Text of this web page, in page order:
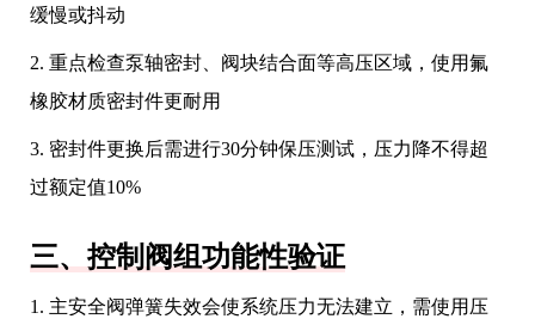
缓慢或抖动
2. 重点检查泵轴密封、阀块结合面等高压区域，使用氟
橡胶材质密封件更耐用
3. 密封件更换后需进行30分钟保压测试，压力降不得超
过额定值10%
三、控制阀组功能性验证
1. 主安全阀弹簧失效会使系统压力无法建立，需使用压